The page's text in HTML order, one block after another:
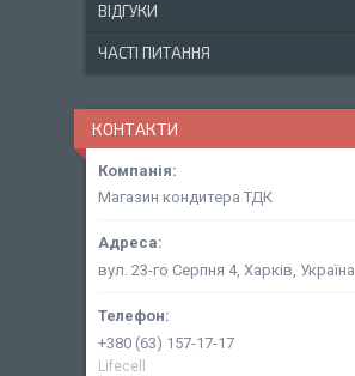
ВІДГУКИ
ЧАСТІ ПИТАННЯ
КОНТАКТИ
Магазин кондитера ТДК
вул. 23-го Серпня 4, Харків, Україна
+380 (63) 157-17-17
Lifecell